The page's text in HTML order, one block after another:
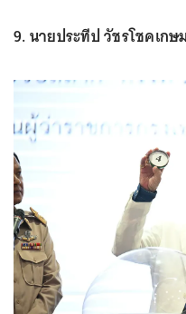
9. นายประทีป วัชรโชคเก